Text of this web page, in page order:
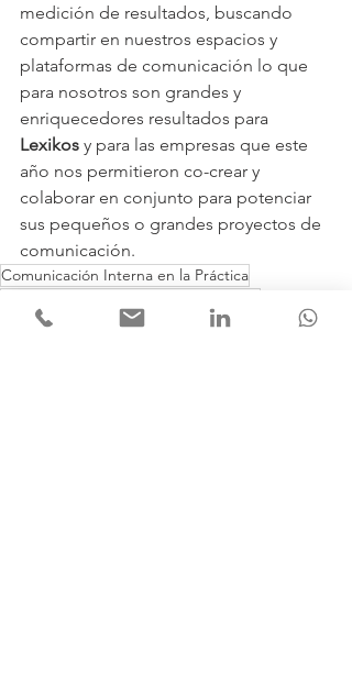
medición de resultados, buscando
compartir en nuestros espacios y
plataformas de comunicación lo que
para nosotros son grandes y
enriquecedores resultados para
Lexikos y para las empresas que este
año nos permitieron co-crear y
colaborar en conjunto para potenciar
sus pequeños o grandes proyectos de
comunicación.
Comunicación Interna en la Práctica
Reputación Corporativa